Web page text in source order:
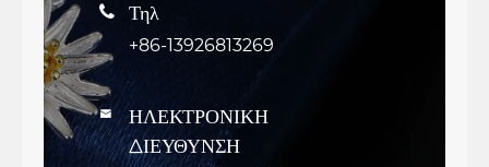
 Τηλ
+86-13926813269

ΗΛΕΚΤΡΟΝΙΚΗ
ΔΙΕΥΘΥΝΣΗ